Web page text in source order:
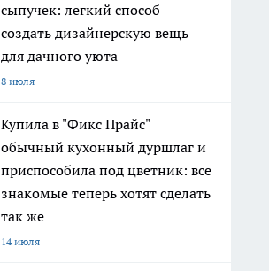
сыпучек: легкий способ
создать дизайнерскую вещь
для дачного уюта
8 июля
Купила в "Фикс Прайс"
обычный кухонный дуршлаг и
приспособила под цветник: все
знакомые теперь хотят сделать
так же
14 июля